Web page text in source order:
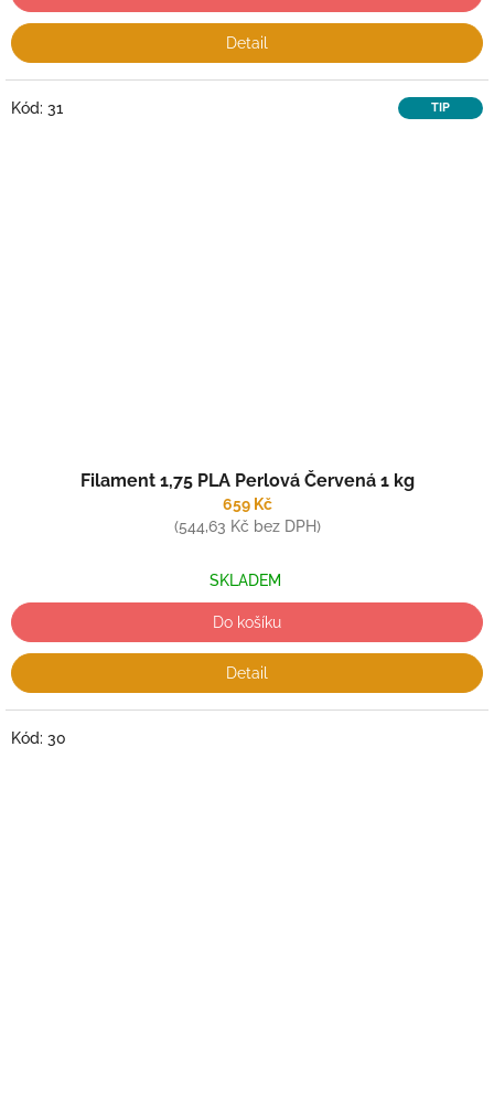
Detail
TIP
Filament 1,75 PLA Perlová Červená 1 kg
659 Kč
(544,63 Kč bez DPH)
SKLADEM
Do košíku
Detail
Kód: 31
Kód: 30